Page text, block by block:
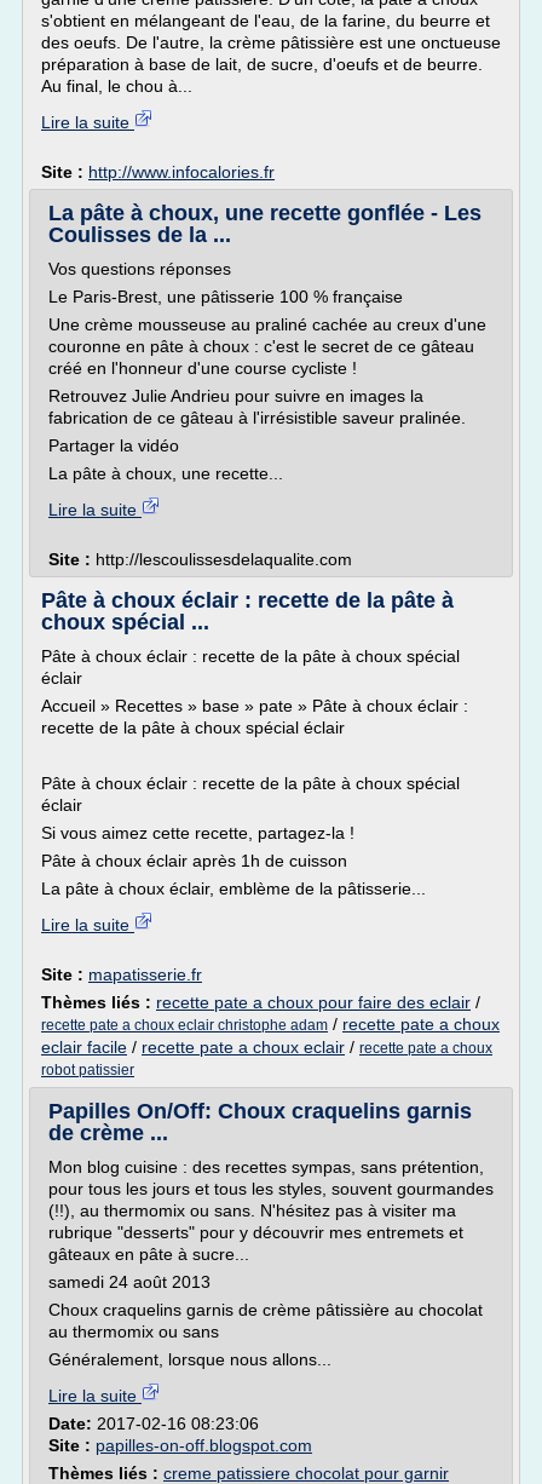
s'obtient en mélangeant de l'eau, de la farine, du beurre et
des oeufs. De l'autre, la crème pâtissière est une onctueuse
préparation à base de lait, de sucre, d'oeufs et de beurre.
Au final, le chou à...
Lire la suite
Site : http://www.infocalories.fr
La pâte à choux, une recette gonflée - Les
Coulisses de la ...
Vos questions réponses
Le Paris-Brest, une pâtisserie 100 % française
Une crème mousseuse au praliné cachée au creux d'une
couronne en pâte à choux : c'est le secret de ce gâteau
créé en l'honneur d'une course cycliste !
Retrouvez Julie Andrieu pour suivre en images la
fabrication de ce gâteau à l'irrésistible saveur pralinée.
Partager la vidéo
La pâte à choux, une recette...
Lire la suite
Site : http://lescoulissesdelaqualite.com
Pâte à choux éclair : recette de la pâte à
choux spécial ...
Pâte à choux éclair : recette de la pâte à choux spécial
éclair
Accueil » Recettes » base » pate » Pâte à choux éclair :
recette de la pâte à choux spécial éclair
Pâte à choux éclair : recette de la pâte à choux spécial
éclair
Si vous aimez cette recette, partagez-la !
Pâte à choux éclair après 1h de cuisson
La pâte à choux éclair, emblème de la pâtisserie...
Lire la suite
Site : mapatisserie.fr
Thèmes liés : recette pate a choux pour faire des eclair /
recette pate a choux eclair christophe adam / recette pate a choux
eclair facile / recette pate a choux eclair / recette pate a choux
robot patissier
Papilles On/Off: Choux craquelins garnis
de crème ...
Mon blog cuisine : des recettes sympas, sans prétention,
pour tous les jours et tous les styles, souvent gourmandes
(!!), au thermomix ou sans. N'hésitez pas à visiter ma
rubrique "desserts" pour y découvrir mes entremets et
gâteaux en pâte à sucre...
samedi 24 août 2013
Choux craquelins garnis de crème pâtissière au chocolat
au thermomix ou sans
Généralement, lorsque nous allons...
Lire la suite
Date: 2017-02-16 08:23:06
Site : papilles-on-off.blogspot.com
Thèmes liés : creme patissiere chocolat pour garnir